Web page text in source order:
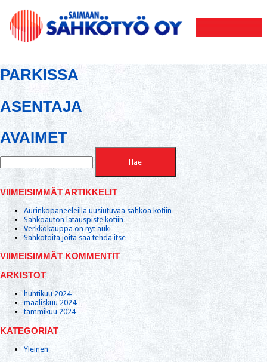
PARKISSA
ASENTAJA
AVAIMET
VIIMEISIMMÄT ARTIKKELIT
Aurinkopaneeleilla uusiutuvaa sähköä kotiin
Sähköauton latauspiste kotiin
Verkkokauppa on nyt auki
Sähkötöitä joita saa tehdä itse
VIIMEISIMMÄT KOMMENTIT
ARKISTOT
huhtikuu 2024
maaliskuu 2024
tammikuu 2024
KATEGORIAT
Yleinen